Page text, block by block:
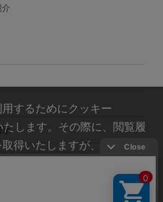
示
するためにクッキー
たします。その際に、閲覧履
得いたしますが、お客様の
とは行っておりません。詳
」をお読み